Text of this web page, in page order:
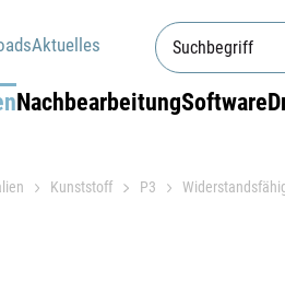
Aktuelles
NachbearbeitungSoftware
Kunststoff P3